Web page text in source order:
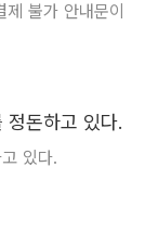
불가 안내문이
있다.